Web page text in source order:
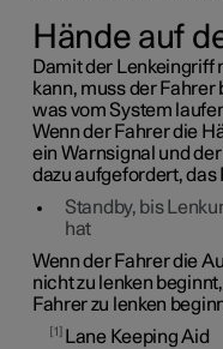
Hände auf
Damit der Lenkeingriff
kann, muss der
was vom System
Wenn der Fahrer die
ein Warnsignal und
dazu aufgefordert, das
Standby, bis
hat
Wenn der Fahrer die
nicht zu lenken
Fahrer zu lenken
1 Lane Keeping Aid